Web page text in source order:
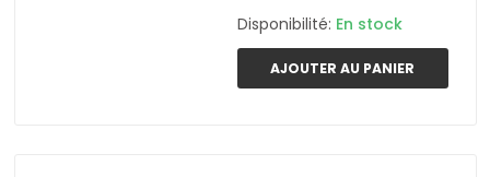
Disponibilité: En stock
AJOUTER AU PANIER